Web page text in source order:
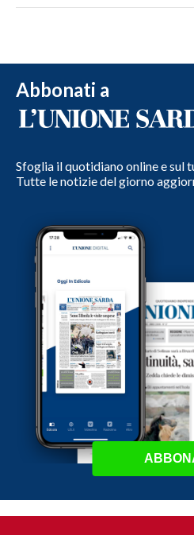
Abbonati a
Sfoglia il quotidiano online e sul
Tutte le notizie del giorno